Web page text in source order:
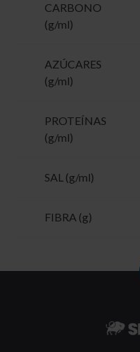
CARBONO
(g/ml)
AZÚCARES
(g/ml)
PROTEÍNAS
(g/ml)
SAL (g/ml)
FIBRA (g)